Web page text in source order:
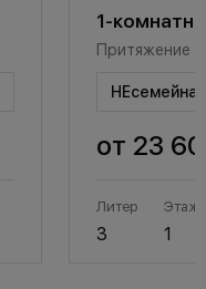
1-
Притяжение
от 23
Литер
3
Этаж
1